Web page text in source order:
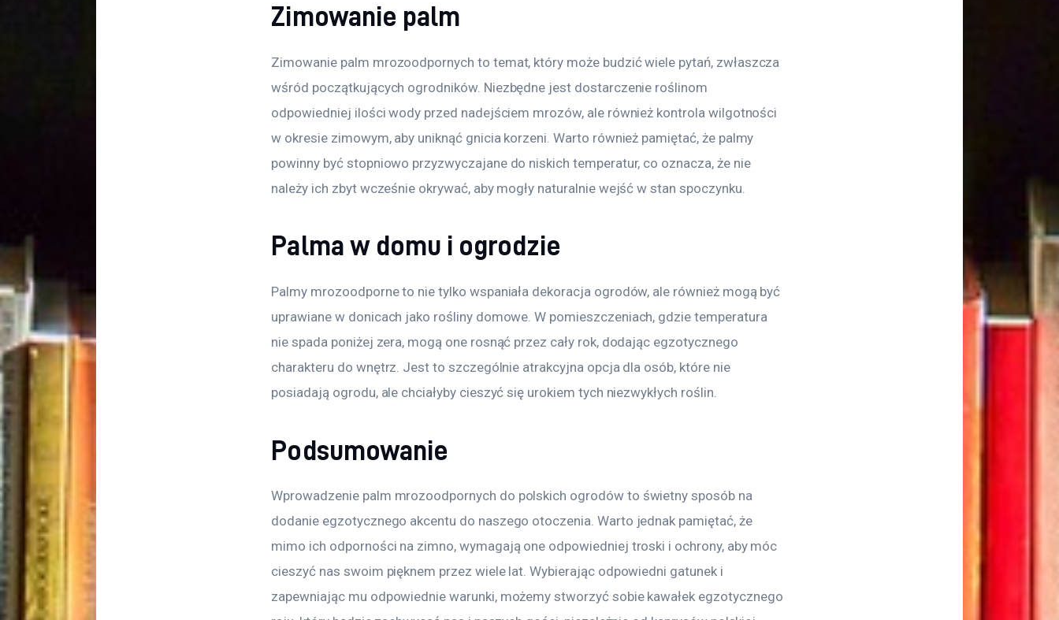
Zimowanie palm
Zimowanie palm mrozoodpornych to temat, który może budzić wiele pytań, zwłaszcza
wśród początkujących ogrodników. Niezbędne jest dostarczenie roślinom
odpowiedniej ilości wody przed nadejściem mrozów, ale również kontrola wilgotności
w okresie zimowym, aby uniknąć gnicia korzeni. Warto również pamiętać, że palmy
powinny być stopniowo przyzwyczajane do niskich temperatur, co oznacza, że nie
należy ich zbyt wcześnie okrywać, aby mogły naturalnie wejść w stan spoczynku.
Palma w domu i ogrodzie
Palmy mrozoodporne to nie tylko wspaniała dekoracja ogrodów, ale również mogą być
uprawiane w donicach jako rośliny domowe. W pomieszczeniach, gdzie temperatura
nie spada poniżej zera, mogą one rosnąć przez cały rok, dodając egzotycznego
charakteru do wnętrz. Jest to szczególnie atrakcyjna opcja dla osób, które nie
posiadają ogrodu, ale chciałyby cieszyć się urokiem tych niezwykłych roślin.
Podsumowanie
Wprowadzenie palm mrozoodpornych do polskich ogrodów to świetny sposób na
dodanie egzotycznego akcentu do naszego otoczenia. Warto jednak pamiętać, że
mimo ich odporności na zimno, wymagają one odpowiedniej troski i ochrony, aby móc
cieszyć nas swoim pięknem przez wiele lat. Wybierając odpowiedni gatunek i
zapewniając mu odpowiednie warunki, możemy stworzyć sobie kawałek egzotycznego